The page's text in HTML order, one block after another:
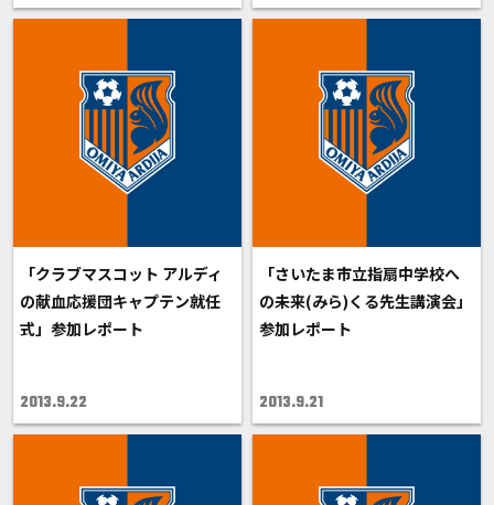
「クラブマスコット アルディ
の献血応援団キャプテン就任
式」参加レポート
2013.9.22
「さいたま市立指扇中学校へ
の未来(みら)くる先生講演会」
参加レポート
2013.9.21